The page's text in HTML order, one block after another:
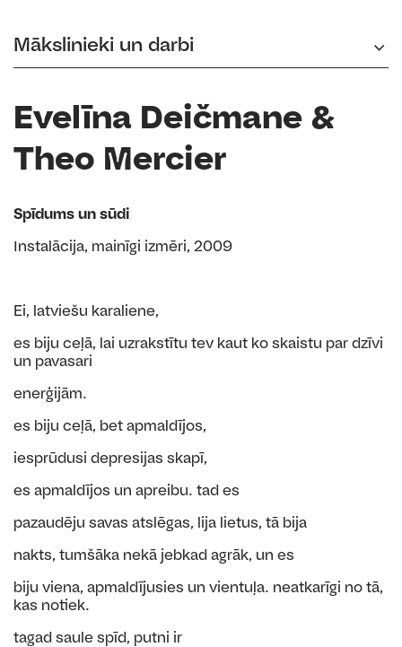
Mākslinieki un darbi
Evelīna Deičmane &
Theo Mercier
Spīdums un sūdi
Instalācija, mainīgi izmēri, 2009
Ei, latviešu karaliene,
es biju ceļā, lai uzrakstītu tev kaut ko skaistu par dzīvi
un pavasari
enerģijām.
es biju ceļā, bet apmaldījos,
iesprūdusi depresijas skapī,
es apmaldījos un apreibu. tad es
pazaudēju savas atslēgas, lija lietus, tā bija
nakts, tumšāka nekā jebkad agrāk, un es
biju viena, apmaldījusies un vientuļa. neatkarīgi no tā,
kas notiek.
tagad saule spīd, putni ir